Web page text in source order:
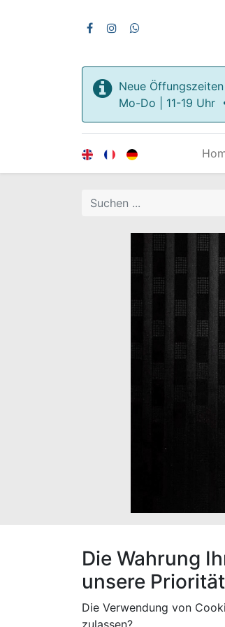
Neue
Mo-Do | 11-19 Uhr
Spezifikationen
Die Wahrung
unsere
Die Verwendung von
zulassen?